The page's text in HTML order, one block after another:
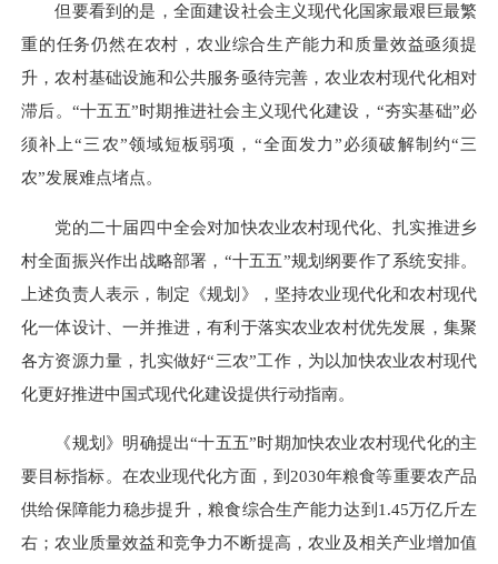
但要看到的是，全面建设社会主义现代化国家最艰巨最繁
重的任务仍然在农村，农业综合生产能力和质量效益亟须提
升，农村基础设施和公共服务亟待完善，农业农村现代化相对
滞后。“十五五”时期推进社会主义现代化建设，“夯实基础”必
须补上“三农”领域短板弱项，“全面发力”必须破解制约“三
农”发展难点堵点。
党的二十届四中全会对加快农业农村现代化、扎实推进乡
村全面振兴作出战略部署，“十五五”规划纲要作了系统安排。
上述负责人表示，制定《规划》，坚持农业现代化和农村现代
化一体设计、一并推进，有利于落实农业农村优先发展，集聚
各方资源力量，扎实做好“三农”工作，为以加快农业农村现代
化更好推进中国式现代化建设提供行动指南。
《规划》明确提出“十五五”时期加快农业农村现代化的主
要目标指标。在农业现代化方面，到2030年粮食等重要农产品
供给保障能力稳步提升，粮食综合生产能力达到1.45万亿斤左
右；农业质量效益和竞争力不断提高，农业及相关产业增加值